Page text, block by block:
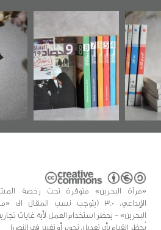
أوال»
في سلسلة من 5
تصدر حصاد
الساحات 2019
«مرآة البحرين» متوفرة تحت رخصة
الإبداعي، 3.0 (يتوجب نسب المقال الى
البحرين» - يحظر استخدام العمل لأية غايات
يُحظر القيام بأي تعديل، تحوير أو تغيير في النص)